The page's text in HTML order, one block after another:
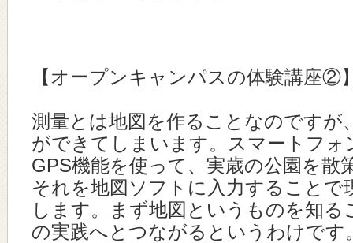
【オープンキャンパスの体験講座②
測量とは地図を作ることなのですが
ができてしまいます。スマートフォ
GPS機能を使って、実歳の公園を散
それを地図ソフトに入力することで
します。まず地図というものを知
の実践へとつながるというわけです